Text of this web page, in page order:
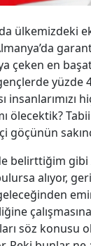
ülkemizdeki
çeken en
yüzde
insanlarımızı
ölecektik?
göçünün
belirttiğim gibi
alıyor,
söz konusu